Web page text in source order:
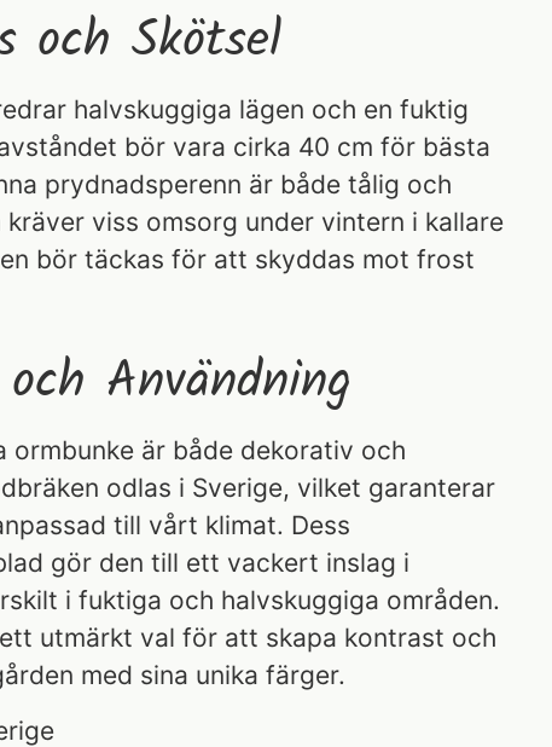
och Skötsel
halvskuggiga lägen och en fuktig
bör vara cirka 40 cm för bästa
prydnadsperenn är både tålig och
kräver viss omsorg under vintern i kallare
bör täckas för att skyddas mot frost
Användning
ormbunke är både dekorativ och
odlas i Sverige, vilket garanterar
till vårt klimat. Dess
gör den till ett vackert inslag i
i fuktiga och halvskuggiga områden.
utmärkt val för att skapa kontrast och
med sina unika färger.